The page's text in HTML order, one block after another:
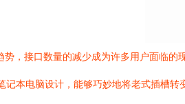
势，接口数量的减少成为许多用户面临
记本电脑设计，能够巧妙地将老式插槽